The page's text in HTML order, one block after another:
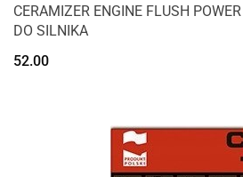
CERAMIZER ENGINE FLUSH
DO SILNIKA
52.00